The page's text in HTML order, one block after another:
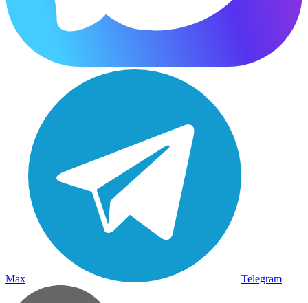
Max Telegram